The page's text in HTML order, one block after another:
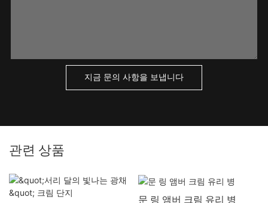
지금 문의 사항을 보냅니다
관련 상품
문 링 앰버 크림 유리 병